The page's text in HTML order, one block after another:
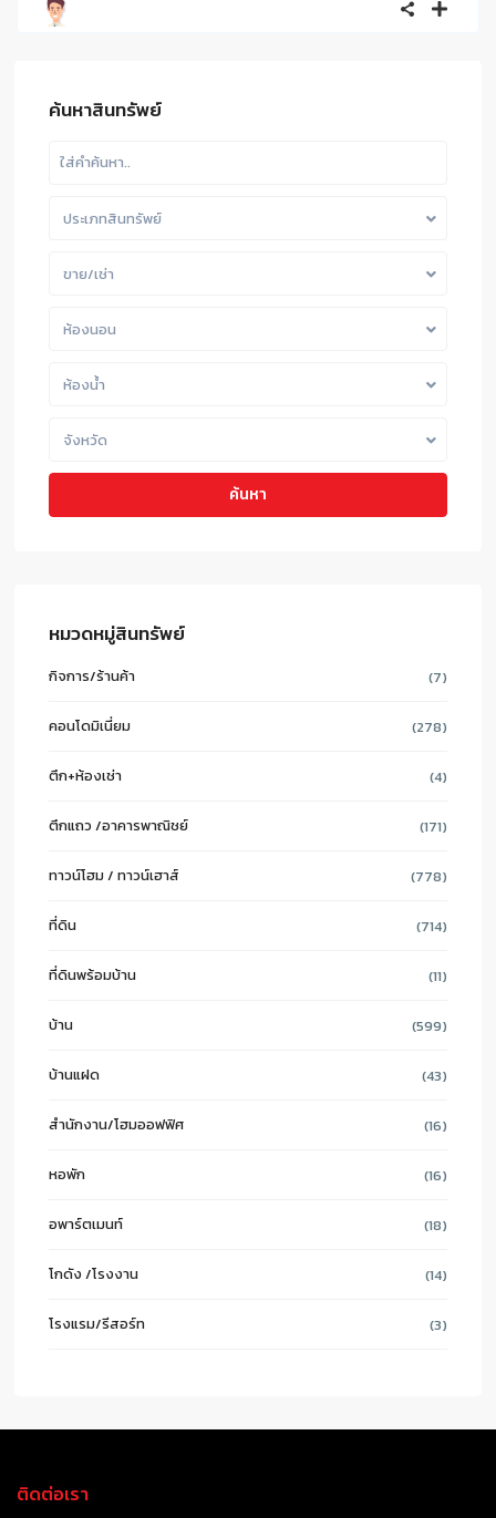
ค้นหาสินทรัพย์
ประเภทสินทรัพย์
ขาย/เช่า
ห้องนอน
ห้องน้ำ
จังหวัด
ค้นหา
หมวดหมู่สินทรัพย์
กิจการ/ร้านค้า (7)
คอนโดมิเนี่ยม (278)
ตึก+ห้องเช่า (4)
ตึกแถว /อาคารพาณิชย์ (171)
ทาวน์โฮม / ทาวน์เฮาส์ (778)
ที่ดิน (714)
ที่ดินพร้อมบ้าน (11)
บ้าน (599)
บ้านแฝด (43)
สำนักงาน/โฮมออฟฟิศ (16)
หอพัก (16)
อพาร์ตเมนท์ (18)
โกดัง /โรงงาน (14)
โรงแรม/รีสอร์ท (3)
ติดต่อเรา